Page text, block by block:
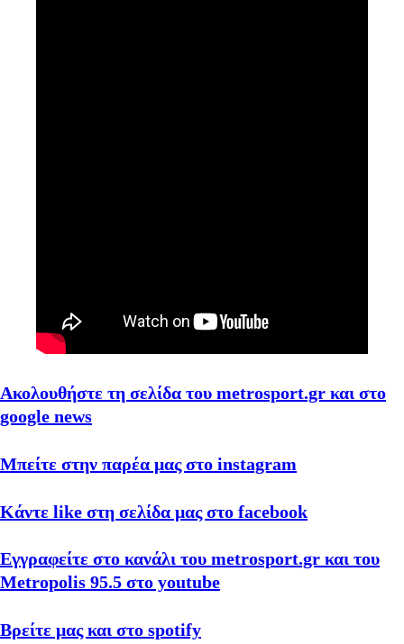
Ακολουθήστε τη σελίδα του metrosport.gr και στο
google news
Μπείτε στην παρέα μας στο instagram
Κάντε like στη σελίδα μας στο facebook
Εγγραφείτε στο κανάλι του metrosport.gr και του
Metropolis 95.5 στο youtube
Βρείτε μας και στο spotify